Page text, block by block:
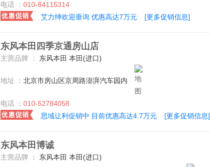
电话 ： 010-84115314
艾力绅欢迎垂询 优惠高达7万元
[更多促销信息]
东风本田四季京通房山店
主营品牌 ： 东风本田 本田(进口)
地址 ： 北京市房山区京周路澎湃汽车园内
电话 ： 010-52784058
思域让利促销中 目前优惠高达4.7万元
[更多促销信息]
东风本田博诚
主营品牌 ： 东风本田 本田(进口)